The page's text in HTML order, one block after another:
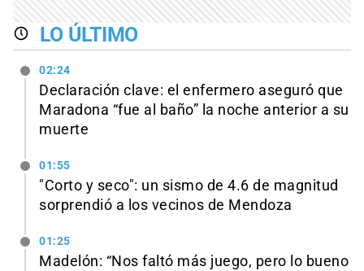
LO ÚLTIMO
02:24
Declaración clave: el enfermero aseguró que
Maradona “fue al baño” la noche anterior a su
muerte
01:55
"Corto y seco": un sismo de 4.6 de magnitud
sorprendió a los vecinos de Mendoza
01:25
Madelón: “Nos faltó más juego, pero lo bueno